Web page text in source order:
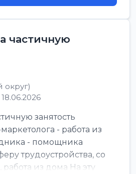
частичную
занятость
- работа из
- помощника
трудоустройства, со
из дома На эту